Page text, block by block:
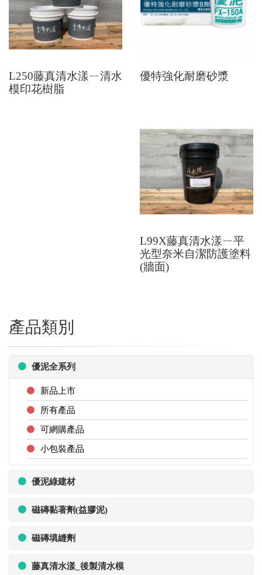
L250藤真清水漾ㄧ清水
模印花樹脂
優特強化耐磨砂漿
L99X藤真清水漾ㄧ平
光型奈米自潔防護塗料
(牆面)
產品類別
優泥全系列
新品上市
所有產品
可網購產品
小包裝產品
優泥綠建材
磁磚黏著劑(益膠泥)
磁磚填縫劑
藤真清水漾_後製清水模